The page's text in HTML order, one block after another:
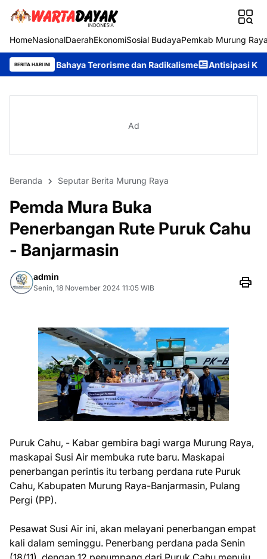
HomeNasionalDaerahEkonomiSosial BudayaPemkab Murung
BERITA HARI INI
Terorisme dan Radikalisme Antisipasi Karhutla, Murung
Ad
Beranda Seputar Berita Murung Raya
Pemda Mura Buka
Penerbangan Rute Puruk Cahu
- Banjarmasin
admin
Senin, 18 November 2024 11:05 WIB
Puruk Cahu, - Kabar gembira bagi warga Murung Raya,
maskapai Susi Air membuka rute baru. Maskapai
penerbangan perintis itu terbang perdana rute Puruk
Cahu, Kabupaten Murung Raya-Banjarmasin, Pulang
Pergi (PP).
Pesawat Susi Air ini, akan melayani penerbangan empat
kali dalam seminggu. Penerbang perdana pada Senin